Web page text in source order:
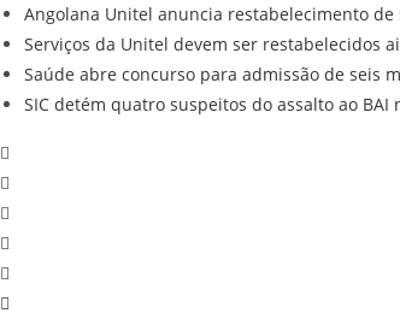
Angolana Unitel anuncia restabelecimento
Serviços da Unitel devem ser restabelecidos
Saúde abre concurso para admissão de seis
SIC detém quatro suspeitos do assalto ao